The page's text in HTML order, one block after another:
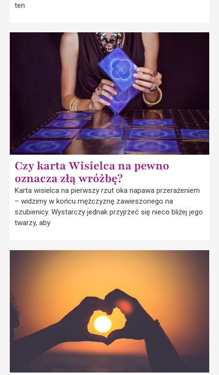
ten
Czy karta Wisielca na pewno
oznacza złą wróżbę?
Karta wisielca na pierwszy rzut oka napawa przerażeniem
– widzimy w końcu mężczyznę zawieszonego na
szubienicy. Wystarczy jednak przyjrzeć się nieco bliżej jego
twarzy, aby